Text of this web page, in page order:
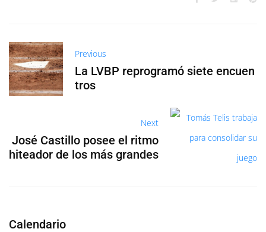
Previous
La LVBP reprogramó siete encuen
tros
Next
José Castillo posee el ritmo
hiteador de los más grandes
Calendario